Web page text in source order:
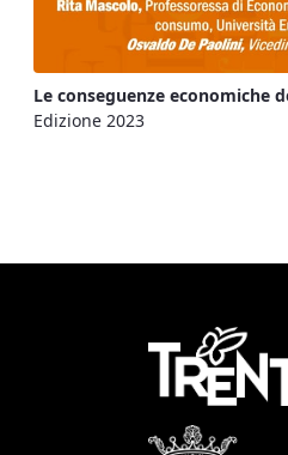
Le conseguenze economiche
Edizione 2023